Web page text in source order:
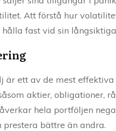
Att förstå hur
fast vid sin
är ett av de mest
aktier, obligationer,
hela portföljen
bättre än andra.